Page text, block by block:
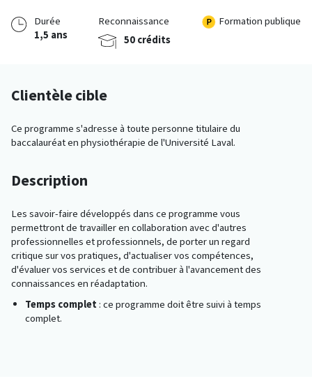
Durée
1,5 ans
Reconnaissance
50 crédits
Formation publique
Clientèle cible
Ce programme s'adresse à toute personne titulaire du
baccalauréat en physiothérapie de l'Université Laval.
Description
Les savoir-faire développés dans ce programme vous
permettront de travailler en collaboration avec d'autres
professionnelles et professionnels, de porter un regard
critique sur vos pratiques, d'actualiser vos compétences,
d'évaluer vos services et de contribuer à l'avancement des
connaissances en réadaptation.
Temps complet : ce programme doit être suivi à temps
complet.